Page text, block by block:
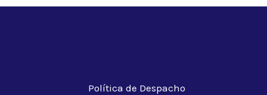
Política de Despacho